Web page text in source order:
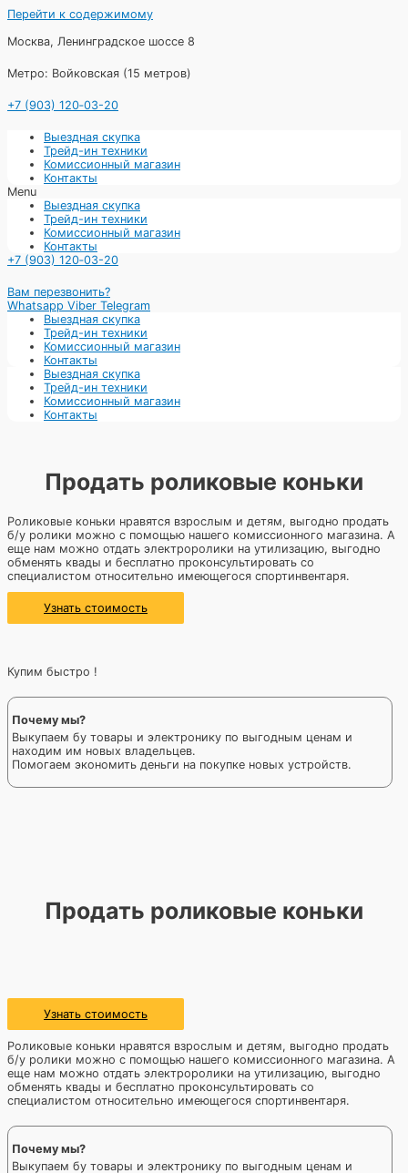
Перейти к содержимому
Москва, Ленинградское шоссе 8
Метро: Войковская (15 метров)
+7 (903) 120‑03-20
Выездная скупка
Трейд-ин техники
Комиссионный магазин
Контакты
Menu
Выездная скупка
Трейд-ин техники
Комиссионный магазин
Контакты
+7 (903) 120‑03-20
Вам перезвонить?
Whatsapp Viber Telegram
Выездная скупка
Трейд-ин техники
Комиссионный магазин
Контакты
Выездная скупка
Трейд-ин техники
Комиссионный магазин
Контакты
Продать роликовые коньки
Роликовые коньки нравятся взрослым и детям, выгодно продать
б/у ролики можно с помощью нашего комиссионного магазина. А
еще нам можно отдать электроролики на утилизацию, выгодно
обменять квады и бесплатно проконсультировать со
специалистом относительно имеющегося спортинвентаря.
Узнать стоимость
Купим быстро !
Почему мы?
Выкупаем бу товары и электронику по выгодным ценам и
находим им новых владельцев.
Помогаем экономить деньги на покупке новых устройств.
Продать роликовые коньки
Узнать стоимость
Роликовые коньки нравятся взрослым и детям, выгодно продать
б/у ролики можно с помощью нашего комиссионного магазина. А
еще нам можно отдать электроролики на утилизацию, выгодно
обменять квады и бесплатно проконсультировать со
специалистом относительно имеющегося спортинвентаря.
Почему мы?
Выкупаем бу товары и электронику по выгодным ценам и